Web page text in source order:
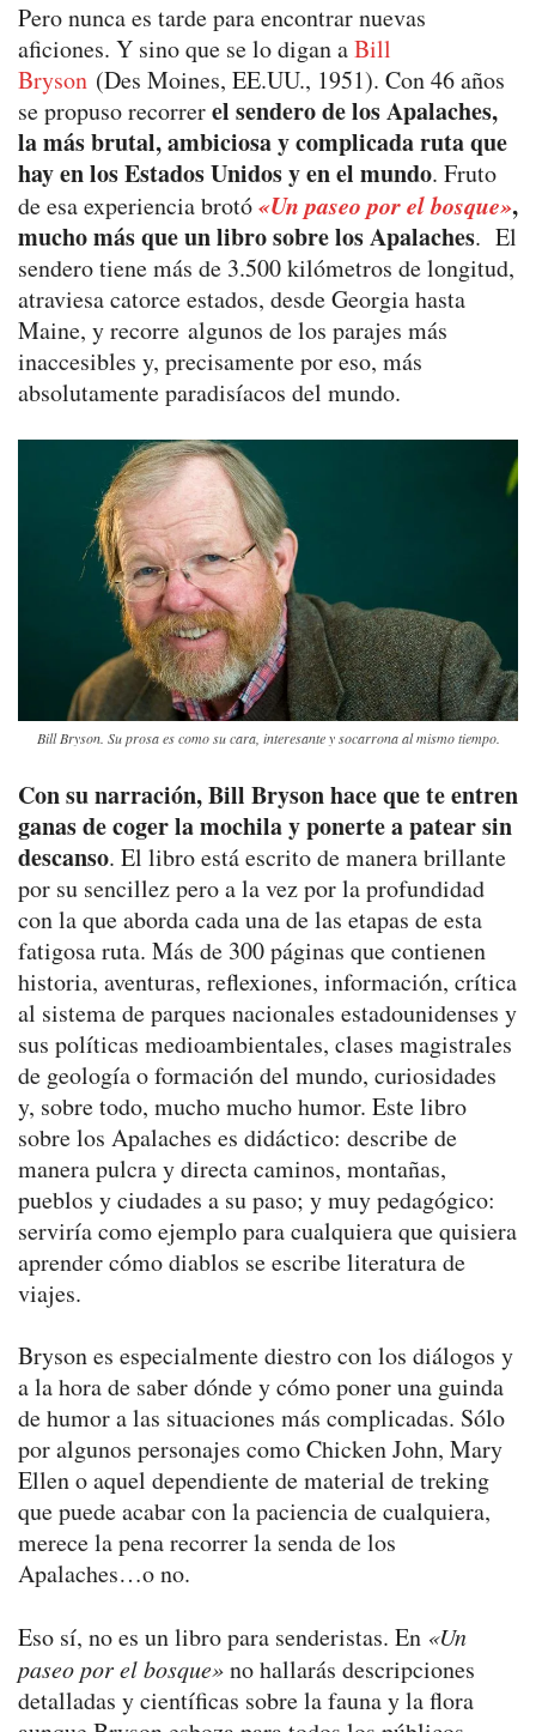
Pero nunca es tarde para encontrar nuevas
aficiones. Y sino que se lo digan aBill
Bryson (Des Moines, EE.UU., 1951). Con 46 años
se propuso recorrerel sendero de los Apalaches,
la más brutal, ambiciosa y complicada ruta que
hay en los Estados Unidos y en el mundo. Fruto
de esa experiencia brotó«Un paseo por el bosque»,
mucho más que un libro sobre los Apalaches. El
sendero tiene más de 3.500 kilómetros de longitud,
atraviesa catorce estados, desde Georgia hasta
Maine, y recorre algunos de los parajes más
inaccesibles y, precisamente por eso, más
absolutamente paradisíacos del mundo.
Bill Bryson. Su prosa es como su cara, interesante y socarrona al mismo tiempo.
Con su narración, Bill Bryson hace que te entren
ganas de coger la mochila y ponerte a patear sin
descanso. El libro está escrito de manera brillante
por su sencillez pero a la vez por la profundidad
con la que aborda cada una de las etapas de esta
fatigosa ruta. Más de 300 páginas que contienen
historia, aventuras, reflexiones, información, crítica
al sistema de parques nacionales estadounidenses y
sus políticas medioambientales, clases magistrales
de geología o formación del mundo, curiosidades
y, sobre todo, mucho mucho humor. Este libro
sobre los Apalaches es didáctico: describe de
manera pulcra y directa caminos, montañas,
pueblos y ciudades a su paso; y muy pedagógico:
serviría como ejemplo para cualquiera que quisiera
aprender cómo diablos se escribe literatura de
viajes.
Bryson es especialmente diestro con los diálogos y
a la hora de saber dónde y cómo poner una guinda
de humor a las situaciones más complicadas. Sólo
por algunos personajes como Chicken John, Mary
Ellen o aquel dependiente de material de treking
que puede acabar con la paciencia de cualquiera,
merece la pena recorrer la senda de los
Apalaches…o no.
Eso sí, no es un libro para senderistas. En «Un
paseo por el bosque»no hallarás descripciones
detalladas y científicas sobre la fauna y la flora